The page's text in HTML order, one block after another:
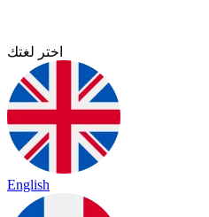
اختر لغتك
English